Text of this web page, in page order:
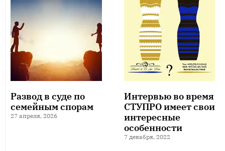
Развод в суде по
семейным спорам
27 апреля, 2026
Интервью во время
СТУПРО имеет свои
интересные
особенности
7 декабря, 2022